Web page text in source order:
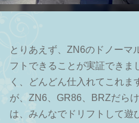
とりあえず、ZN6のドノーマ
フトできることが実証できま
く、どんどん仕入れてこれ
が、ZN6、GR86、BRZだら
は、みんなでドリフトして遊